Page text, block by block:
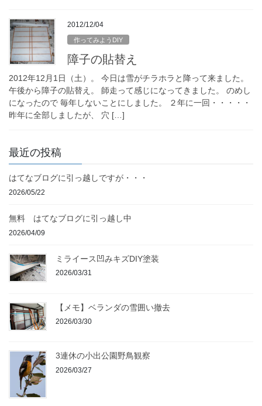
2012/12/04
作ってみようDIY
障子の貼替え
2012年12月1日（土）。 今日は雪がチラホラと降って来ました。
午後から障子の貼替え。 師走って感じになってきました。 のめし
になったので 毎年しないことにしました。 ２年に一回・・・・・
昨年に全部しましたが、 穴 […]
最近の投稿
はてなブログに引っ越しですが・・・
2026/05/22
無料 はてなブログに引っ越し中
2026/04/09
ミライース凹みキズDIY塗装
2026/03/31
【メモ】ベランダの雪囲い撤去
2026/03/30
3連休の小出公園野鳥観察
2026/03/27